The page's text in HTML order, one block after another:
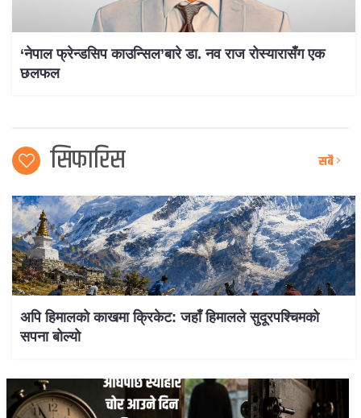
‘नेपाल फ्रेन्डसिप काउन्सिल’बारे डा. नव राज रोस्यारासँग एक
छलफल
सिफारिस सबै
अपि हिमालको काखमा क्रिकेट: जहाँ हिमालले सुदूरपश्चिमको
सपना बोल्यो